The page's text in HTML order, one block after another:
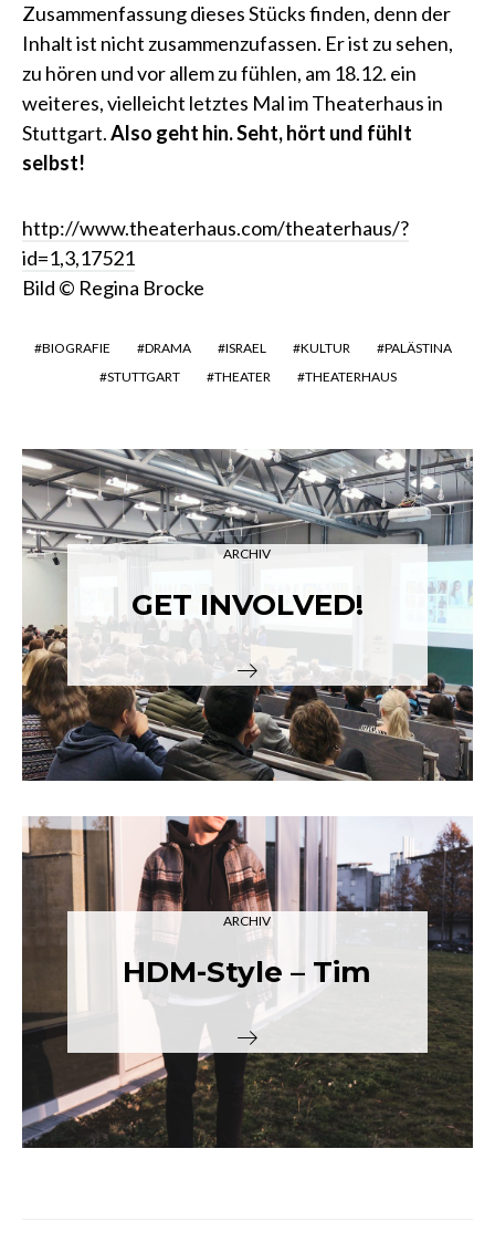
Zusammenfassung dieses Stücks finden, denn der
Inhalt ist nicht zusammenzufassen. Er ist zu sehen,
zu hören und vor allem zu fühlen, am 18.12. ein
weiteres, vielleicht letztes Mal im Theaterhaus in
Stuttgart.Also geht hin. Seht, hört und fühlt
selbst!
http://www.theaterhaus.com/theaterhaus/?
id=1,3,17521
Bild © Regina Brocke
BIOGRAFIE DRAMA ISRAEL KULTUR
PALÄSTINA
STUTTGART
THEATER THEATERHAUS
ARCHIV
GET INVOLVED!
ARCHIV
HDM-Style – Tim